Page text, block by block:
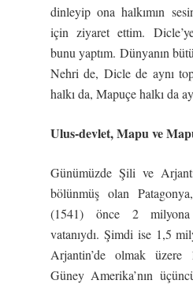
dinleyip ona halkımın
için ziyaret ettim.
bunu yaptım. Dünyanın
Nehri de, Dicle de aynı
halkı da, Mapuçe halkı da
Ulus-devlet, Mapu ve
Günümüzde Şili ve
bölünmüş olan
(1541) önce 2 milyona
vatanıydı. Şimdi ise 1,5
Arjantin’de olmak
Güney Amerika’nın